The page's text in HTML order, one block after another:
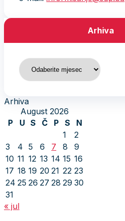
Arhiva
Arhiva
Arhiva
August 2026
P
U S Č P S
N
1
2
3
4 5 6 7 8
9
10 11 12 13 14 15 16
17 18 19 20 21 22 23
24 25 26 27 28 29 30
31
« jul